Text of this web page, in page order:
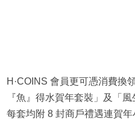
H·COINS 會員更可憑消費
『魚』得水賀年套裝」及「
每套均附 8 封商戶禮遇連賀